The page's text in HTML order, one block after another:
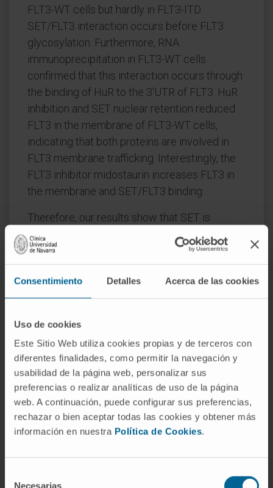
Consentimiento Detalles Acerca de las cookies
Uso de cookies
Este Sitio Web utiliza cookies propias y de terceros con
diferentes finalidades, como permitir la navegación y
usabilidad de la página web, personalizar sus
preferencias o realizar analíticas de uso de la página
web. A continuación, puede configurar sus preferencias,
rechazar o bien aceptar todas las cookies y obtener más
información en nuestra Política de Cookies.
Necesarias
FLT3-WT cells but hardly in FLT3-ITD.
SET/FLT3 interaction occurs before FLT3
glycosylation. Furthermore, RNA
immunoprecipitation in FLT3-WT cells
confirmed that this interaction occurs through
the binding of HuR to the 3'UTR of FLT3. HuR
inhibition and SET nuclear retention reduced
FLT3 in the membrane of FLT3-WT cells,
indicating that both proteins are involved in
FLT3 membrane trafficking. Interestingly, the
FLT3 inhibitor midostaurin increases FLT3 in
the membrane and SET/FLT3 binding.
Therefore, our results show that SET is
involved in the transport of FLT3-WT to the
membrane; however, SET barely binds FLT3 in
FLT3-ITD cells, contributing to its retention in
the ER.
Apr 10;15(8):2233. doi:
10.3390/cancers15082233.
VER PUBLICACIÓN EN PUBMED